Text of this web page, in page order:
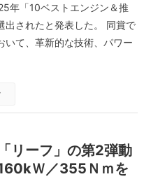
年「10ベストエンジン＆推
出されたと発表した。 同賞で
いて、革新的な技術、パワー
リーフ」の第2弾動
Ｗ／355Ｎｍを